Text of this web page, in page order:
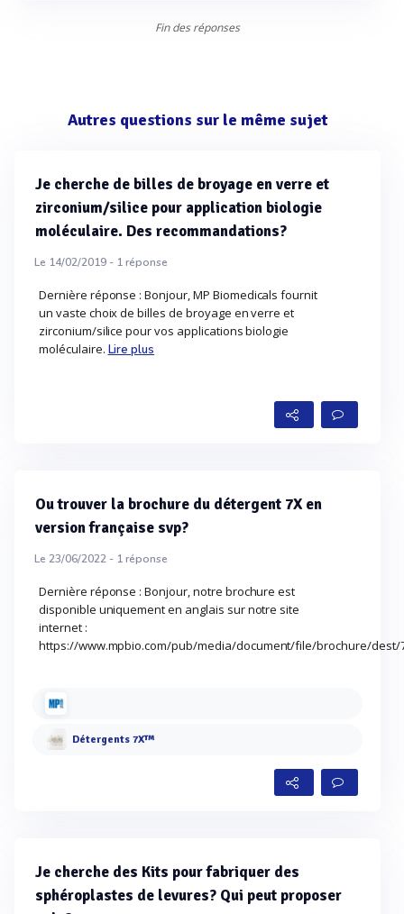
Fin des réponses
Autres questions sur le même sujet
Je cherche de billes de broyage en verre et
zirconium/silice pour application biologie
moléculaire. Des recommandations?
Le 14/02/2019 - 1réponse
Dernière réponse : Bonjour, MP Biomedicals fournit
un vaste choix de billes de broyage en verre et
zirconium/silice pour vos applications biologie
moléculaire. Lire plus
Ou trouver la brochure du détergent 7X en
version française svp?
Le 23/06/2022 - 1réponse
Dernière réponse : Bonjour, notre brochure est
disponible uniquement en anglais sur notre site
internet :
https://www.mpbio.com/pub/media/document/file/brochure/dest/
Détergents 7X™
Je cherche des Kits pour fabriquer des
sphéroplastes de levures? Qui peut proposer